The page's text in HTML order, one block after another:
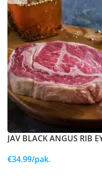
JAV BLACK ANGUS RIB
€34.99/pak.